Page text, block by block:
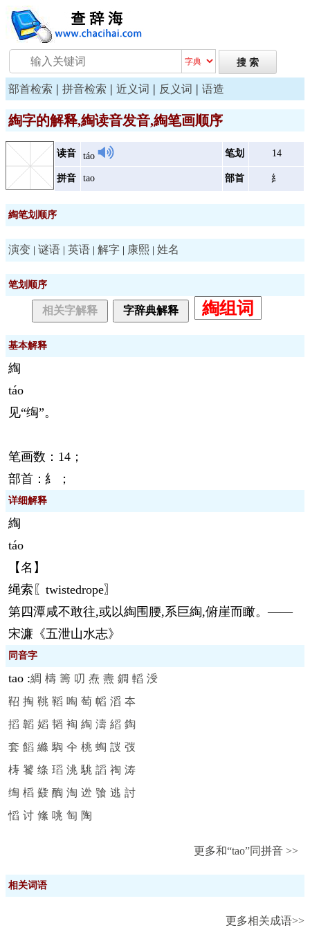
部首检索 | 拼音检索 | 近义词 | 反义词 | 语造
綯字的解释,綯读音发音,綯笔画顺序
读音 táo 笔划 14
拼音 tao 部首 糹
綯笔划顺序
演变 | 谜语 | 英语 | 解字 | 康熙 | 姓名
笔划顺序
相关字解释 字辞典解释 綯组词
基本解释
綯
táo
见“绹”。
笔画数：14；
部首：糹；
详细解释
綯
táo
【名】
绳索〖twistedrope〗
第四潭咸不敢往,或以綯围腰,系巨綯,俯崖而瞰。——
宋濂《五泄山水志》
同音字
tao :綢 檮 籌 叨 焘 燾 錭 轁 涭
鞀 掏 鞉 鞱 啕 萄 幍 滔 夲
搯 韜 嫍 韬 裪 綯 濤 縚 鋾
套 饀 縧 騊 仐 桃 蜪 詜 弢
梼 饕 绦 瑫 洮 駣 謟 祹 涛
绹 槄 鼗 醄 淘 迯 飸 逃 討
慆 讨 絛 咷 匋 陶
更多和“tao”同拼音 >>
相关词语
更多相关成语>>